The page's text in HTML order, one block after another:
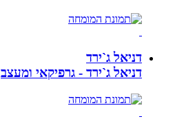
דניאל ג`ירד
דניאל ג`ירד - גרפיקאי